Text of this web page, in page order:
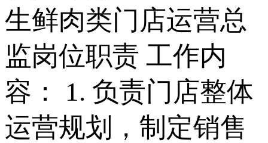
生鲜肉类门店运营总
监岗位职责 工作内
容： 1. 负责门店整体
运营规划，制定销售